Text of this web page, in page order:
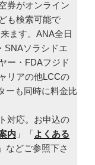
券がオンライン
も検索可能で
ます。ANA全日
SNAソラシドエ
ー・FDAフジド
リアの他LCCの
ーも同時に料金比
対応。お申込の
内 」「よくある
」などご参照下さ